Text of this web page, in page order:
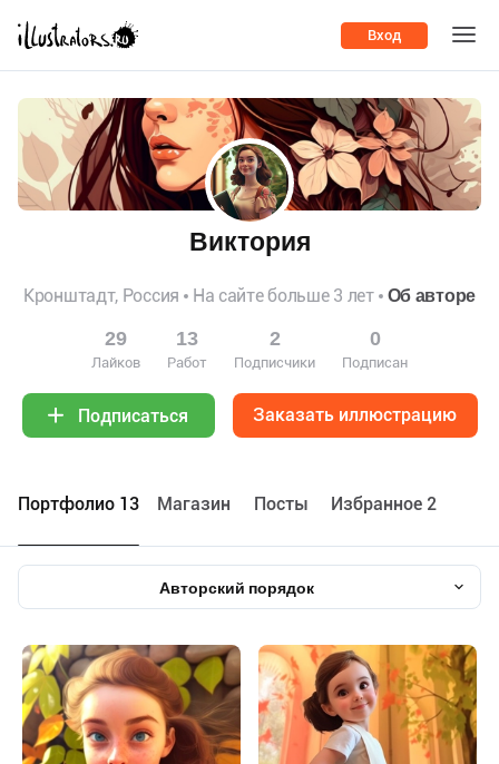
Вход
Виктория
Кронштадт, Россия На сайте больше 3 лет Об авторе
29
Лайков
13
Работ
2
Подписчики
0
Подписан
Подписаться Заказать иллюстрацию
Портфолио 13 Maгазин Посты Избранное 2
Авторский порядок